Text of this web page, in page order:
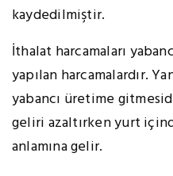
kaydedilmiştir.
İthalat harcamaları
yapılan harcamalardır.
yabancı üretime
geliri azaltırken yurt
anlamına gelir.